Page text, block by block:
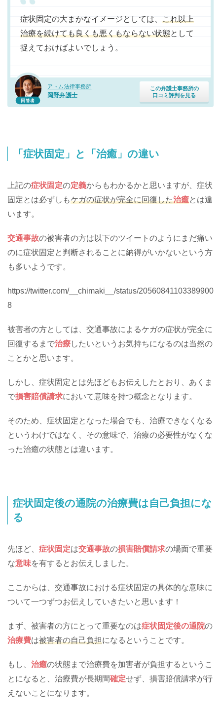
回答者
アトム法律事務所
岡野弁護士
この弁護士事務所の
口コミ評判を見る
症状固定の大まかなイメージとしては、 これ以上
治療を続けても良くも悪くもならない状態として
捉えておけばよいでしょう。
「症状固定」と「治癒」の違い
上記の症状固定の定義からもわかるかと思いますが、症状
固定とは必ずしもケガの症状が完全に回復した治癒とは違
います。
交通事故の被害者の方は以下のツイートのようにまだ痛い
のに症状固定と判断されることに納得がいかないという方
も多いようです。
https://twitter.com/__chimaki__/status/20560841103389900
8
被害者の方としては、交通事故によるケガの症状が完全に
回復するまで治療したいというお気持ちになるのは当然の
ことかと思います。
しかし、症状固定とは先ほどもお伝えしたとおり、あくま
で損害賠償請求において意味を持つ概念となります。
そのため、症状固定となった場合でも、治療できなくなる
というわけではなく、その意味で、治療の必要性がなくな
った治癒の状態とは違います。
症状固定後の通院の治療費は自己負担にな
る
先ほど、 症状固定は交通事故の損害賠償請求の場面で重要
な意味を有するとお伝えしました。
ここからは、交通事故における症状固定の具体的な意味に
ついて一つずつお伝えしていきたいと思います！
まず、被害者の方にとって重要なのは症状固定後の通院の
治療費は被害者の自己負担になるということです。
もし、 治癒の状態まで治療費を加害者が負担するというこ
とになると、治療費が長期間確定せず、損害賠償請求が行
えないことになります。